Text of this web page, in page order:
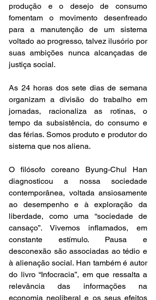
produção e o desejo de consumo
fomentam o movimento desenfreado
para a manutenção de um sistema
voltado ao progresso, talvez ilusório por
suas ambições nunca alcançadas de
justiça social.
As 24 horas dos sete dias de semana
organizam a divisão do trabalho em
jornadas, racionaliza as rotinas, o
tempo da subsistência, do consumo e
das férias. Somos produto e produtor do
sistema que nos aliena.
O filósofo coreano Byung-Chul Han
diagnosticou a nossa sociedade
contemporânea, voltada ansiosamente
ao desempenho e à exploração da
liberdade, como uma “sociedade de
cansaço”. Vivemos inflamados, em
constante estímulo. Pausa e
desconexão são associadas ao tédio e
à alienação social. Han também é autor
do livro “Infocracia”, em que ressalta a
relevância das informações na
economia neoliberal e os seus efeitos